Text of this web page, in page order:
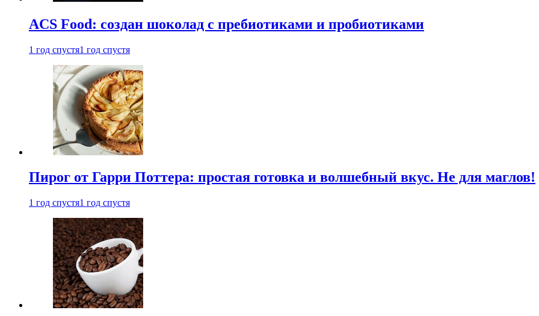
ACS Food: создан шоколад с пребиотиками и пробиотиками
1 год спустя1 год спустя
Пирог от Гарри Поттера: простая готовка и волшебный вкус. Не для маглов!
1 год спустя1 год спустя